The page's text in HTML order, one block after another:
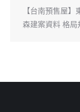
【台南預售屋
森建案資料 格局